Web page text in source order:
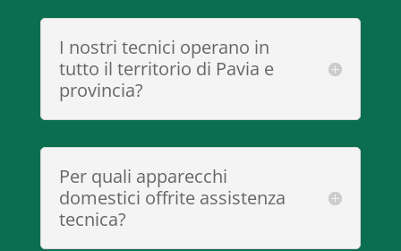
I nostri tecnici operano in
tutto il territorio di Pavia e
provincia?
Per quali apparecchi
domestici offrite assistenza
tecnica?